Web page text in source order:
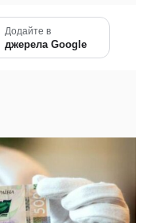
Додайте в
джерела Google